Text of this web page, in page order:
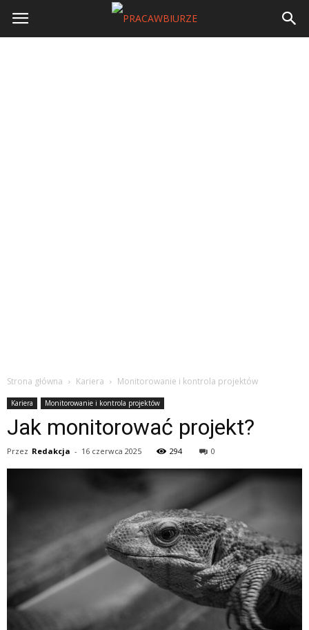
Strona główna Kariera Monitorowanie i kontrola projektów
Kariera Monitorowanie i kontrola projektów
Jak monitorować projekt?
Przez Redakcja - 16 czerwca 2025 294 0